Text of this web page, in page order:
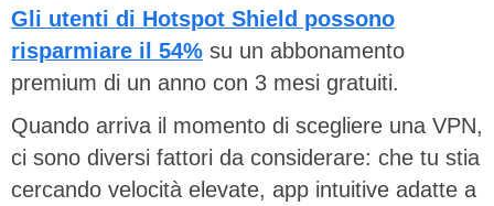
Gli utenti di Hotspot Shield possono
risparmiare il 54% su un abbonamento
premium di un anno con 3 mesi gratuiti.
Quando arriva il momento di scegliere una VPN,
ci sono diversi fattori da considerare: che tu stia
cercando velocità elevate, app intuitive adatte a